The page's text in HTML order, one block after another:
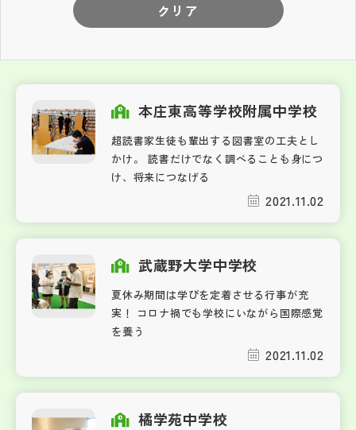
クリア
本庄東高等学校附属中学校
超読書家生徒も輩出する図書室の工夫とし
かけ。 読書だけでなく調べることも身につ
け、将来につなげる
2021.11.02
武蔵野大学中学校
夏休み期間は学びを定着させる行事が充
実！ コロナ禍でも学校にいながら国際感覚
を養う
2021.11.02
橘学苑中学校